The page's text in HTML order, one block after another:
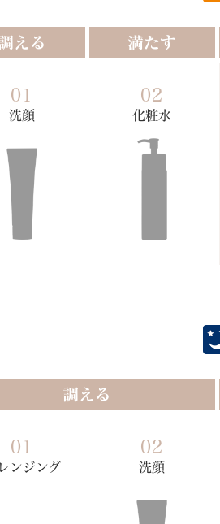
える
01
洗顔
満たす
02
化粧水
調える
01
ンジング
02
洗顔